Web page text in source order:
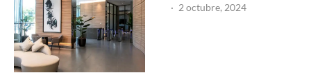
· 2 octubre, 2024